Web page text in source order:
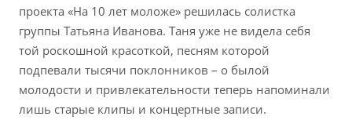
проекта «На 10 лет моложе» решилась солистка
группы Татьяна Иванова. Таня уже не видела себя
той роскошной красоткой, песням которой
подпевали тысячи поклонников – о былой
молодости и привлекательности теперь напоминали
лишь старые клипы и концертные записи.